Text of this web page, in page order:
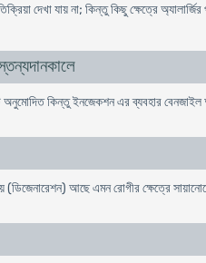
দেখা যায় না; কিন্তু কিছু ক্ষেত্রে
অনুমোদিত কিন্তু ইনজেকশন এর ব্যবহার
(ডিজেনারেশন) আছে এমন রোগীর ক্ষেত্রে